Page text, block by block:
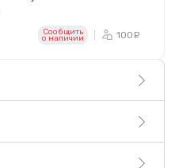
Сообщить
o наличии 100